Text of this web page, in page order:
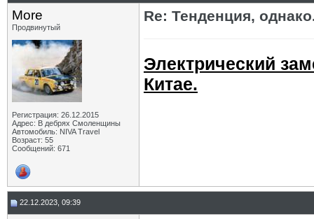
More
Продвинутый
Регистрация: 26.12.2015
Адрес: В дебрях Смоленщины
Автомобиль: NIVA Travel
Возраст: 55
Сообщений: 671
Re: Тенденция,
Электрический
Китае.
22.12.2023, 09:39